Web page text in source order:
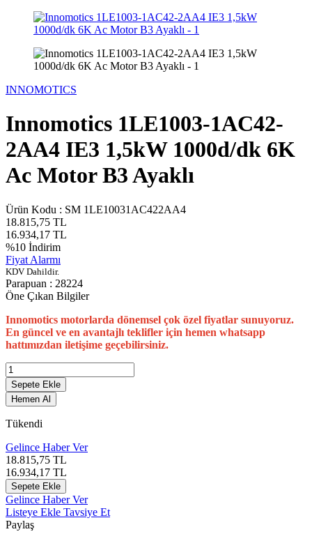
INNOMOTICS
Innomotics 1LE1003-1AC42-
2AA4 IE3 1,5kW 1000d/dk 6K
Ac Motor B3 Ayaklı
Ürün Kodu : SM 1LE10031AC422AA4
18.815,75 TL
16.934,17 TL
%10 İndirim
Fiyat Alarmı
KDV Dahildir.
Parapuan : 28224
Öne Çıkan Bilgiler
Innomotics motorlarda dönemsel çok özel fiyatlar sunuyoruz.
En güncel ve en avantajlı teklifler için hemen whatsapp
hattımızdan iletişime geçebilirsiniz.
Sepete Ekle
Hemen Al
Tükendi
Gelince Haber Ver
18.815,75 TL
16.934,17 TL
Sepete Ekle
Gelince Haber Ver
Listeye Ekle Tavsiye Et
Paylaş